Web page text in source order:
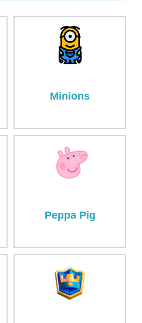
Minions
Peppa Pig